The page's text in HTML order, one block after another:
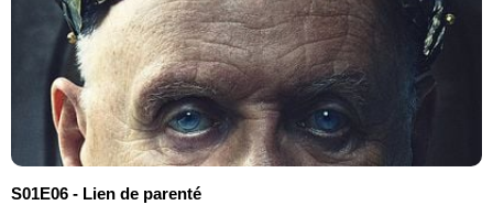
S01E06 - Lien de parenté